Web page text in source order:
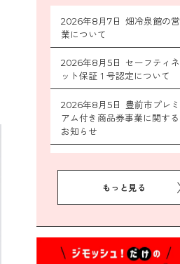
2026年8月7日 畑冷泉館の営
業について
2026年8月5日 セーフティネ
ット保証１号認定について
2026年8月5日 豊前市プレミ
アム付き商品券事業に関する
お知らせ
ン作戦参加者募集
対抗「福岡駅伝」出場選手募
もっと見る